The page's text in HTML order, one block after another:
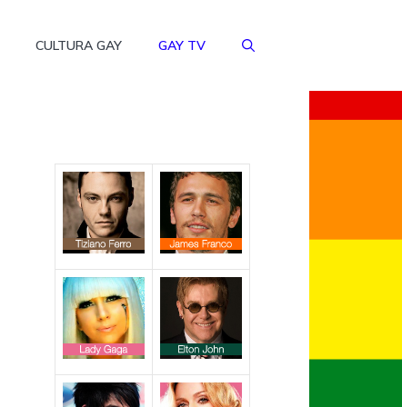
CULTURA GAY GAY TV